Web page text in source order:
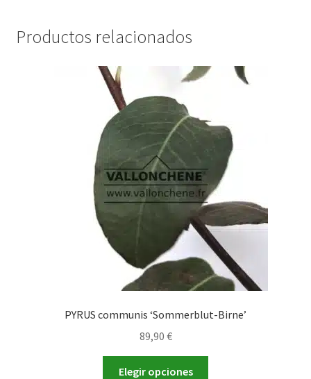
Productos relacionados
PYRUS communis ‘Sommerblut-Birne’
89,90 €
Elegir opciones